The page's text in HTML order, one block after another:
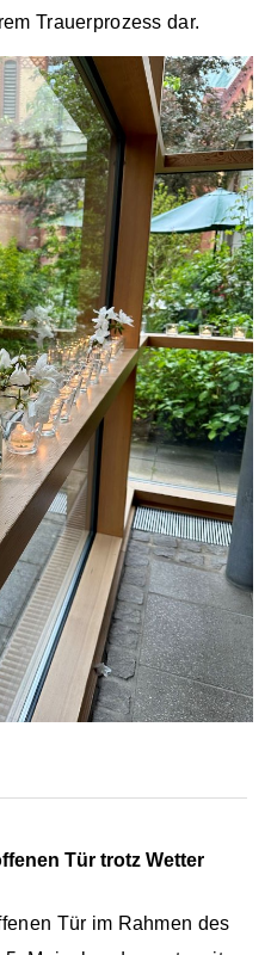
Trauerprozess dar.
Tür trotz Wetter
Tür im Rahmen des